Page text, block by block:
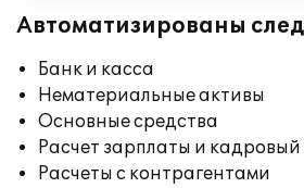
Автоматизированы
Банк и касса
Нематериальные активы
Основные средства
Расчет зарплаты и кадровый
Расчеты с контрагентами